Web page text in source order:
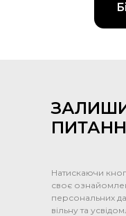
Натискаючи
своє
персональних
вільну та